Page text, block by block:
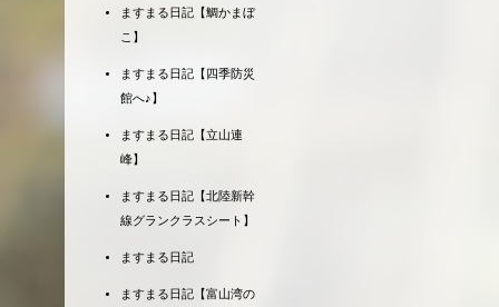
ますまる日記【鯛かまぼ
こ】
ますまる日記【四季防災
館へ♪】
ますまる日記【立山連
峰】
ますまる日記【北陸新幹
線グランクラスシート】
ますまる日記
ますまる日記【富山湾の